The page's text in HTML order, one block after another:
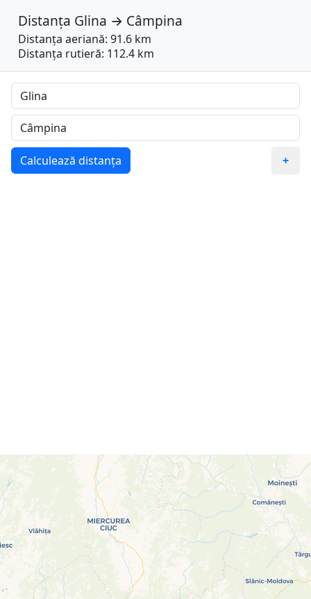
Distanța Glina → Câmpina
Distanța aeriană: 91.6 km
Distanța rutieră: 112.4 km
Calculează distanța +